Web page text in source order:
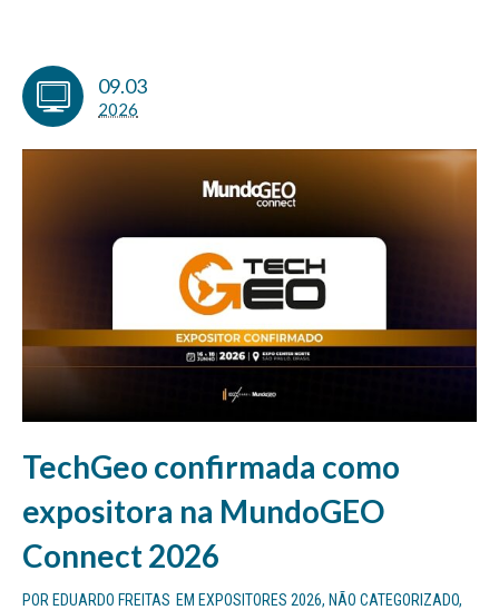
09.03
2026
TechGeo confirmada como
expositora na MundoGEO
Connect 2026
POR EDUARDO FREITAS EM EXPOSITORES 2026, NÃO CATEGORIZADO,